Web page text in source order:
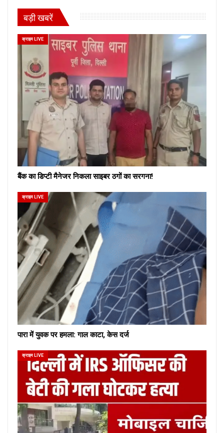
बड़ी खबरें
क्राइम LIVE
बैंक का डिप्टी मैनेजर निकला साइबर ठगों का सरगना!
क्राइम LIVE
पारा में युवक पर हमला: गाल काटा, केस दर्ज
क्राइम LIVE